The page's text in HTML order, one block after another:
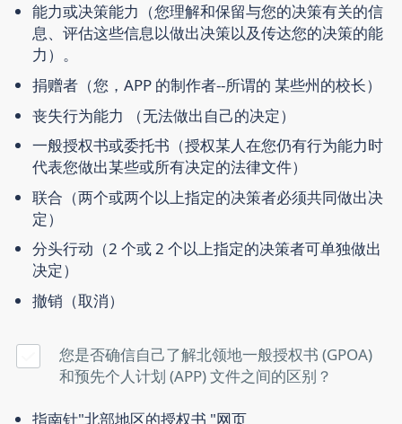
能力或决策能力 （您理解和保留与您的决策有关的信
息、评估这些信息以做出决策以及传达您的决策的能
力）。
捐赠者 （您，APP 的制作者--所谓的 某些州的校长）
丧失行为能力
（无法做出自己的决定）
一般授权书或委托书 （授权某人在您仍有行为能力时
代表您做出某些或所有决定的法律文件）
联合 （两个或两个以上指定的决策者必须共同做出决
定）
分头行动（2 个或 2 个以上指定的决策者可单独做出
决定）
撤销 （取消）
您是否确信自己了解北领地一般授权书 (GPOA)
和预先个人计划 (APP) 文件之间的区别？
指南针"北部地区的授权书 "网页